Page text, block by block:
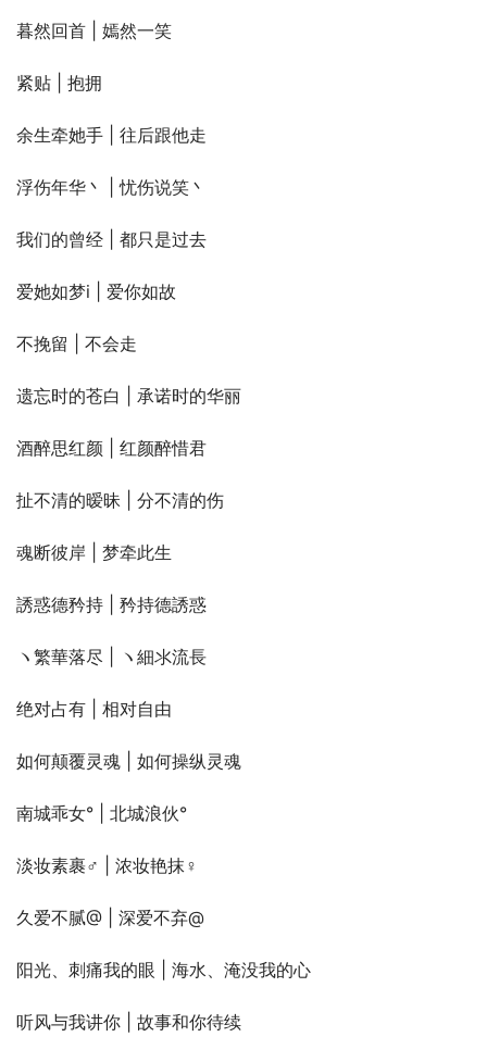
暮然回首 | 嫣然一笑
紧贴 | 抱拥
余生牵她手 | 往后跟他走
浮伤年华丶 | 忧伤说笑丶
我们的曾经 | 都只是过去
爱她如梦i | 爱你如故
不挽留 | 不会走
遗忘时的苍白 | 承诺时的华丽
酒醉思红颜 | 红颜醉惜君
扯不清的暧昧 | 分不清的伤
魂断彼岸 | 梦牵此生
誘惑德矜持 | 矜持德誘惑
ヽ繁華落尽 | ヽ細氺流長
绝对占有 | 相对自由
如何颠覆灵魂 | 如何操纵灵魂
南城乖女° | 北城浪伙°
淡妆素裹♂ | 浓妆艳抹♀
久爱不腻@ | 深爱不弃@
阳光、刺痛我的眼 | 海水、淹没我的心
听风与我讲你 | 故事和你待续